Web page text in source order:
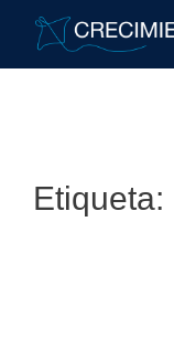
Etiqueta: